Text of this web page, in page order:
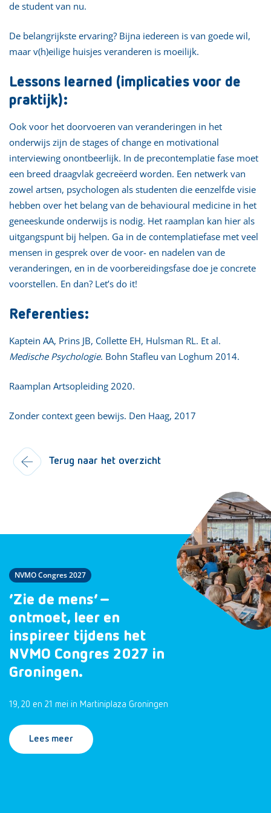
de student van nu.
De belangrijkste ervaring? Bijna iedereen is van goede wil,
maar v(h)eilige huisjes veranderen is moeilijk.
Lessons learned (implicaties voor de
praktijk):
Ook voor het doorvoeren van veranderingen in het
onderwijs zijn de stages of change en motivational
interviewing onontbeerlijk. In de precontemplatie fase moet
een breed draagvlak gecreëerd worden. Een netwerk van
zowel artsen, psychologen als studenten die eenzelfde visie
hebben over het belang van de behavioural medicine in het
geneeskunde onderwijs is nodig. Het raamplan kan hier als
uitgangspunt bij helpen. Ga in de contemplatiefase met veel
mensen in gesprek over de voor- en nadelen van de
veranderingen, en in de voorbereidingsfase doe je concrete
voorstellen. En dan? Let’s do it!
Referenties:
Kaptein AA, Prins JB, Collette EH, Hulsman RL. Et al.
Medische Psychologie. Bohn Stafleu van Loghum 2014.
Raamplan Artsopleiding 2020.
Zonder context geen bewijs. Den Haag, 2017
Terug naar het overzicht
NVMO Congres 2027
‘Zie de mens’ –
ontmoet, leer en
inspireer tijdens het
NVMO Congres 2027 in
Groningen.
19, 20 en 21 mei in Martiniplaza Groningen
Lees meer